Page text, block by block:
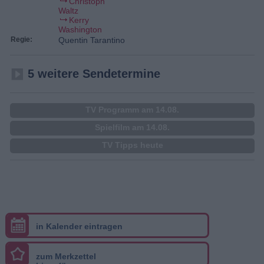
Waltz
Kerry
Washington
Regie: Quentin Tarantino
5 weitere Sendetermine
in Kalender eintragen
zum Merkzettel